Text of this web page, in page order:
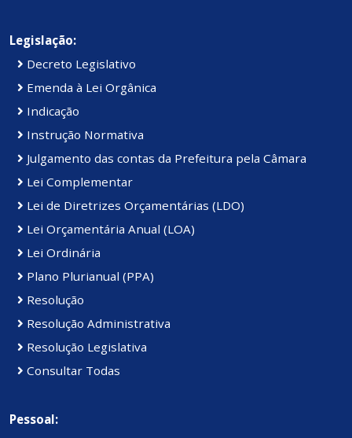
Legislação:
Decreto Legislativo
Emenda à Lei Orgânica
Indicação
Instrução Normativa
Julgamento das contas da Prefeitura pela Câmara
Lei Complementar
Lei de Diretrizes Orçamentárias (LDO)
Lei Orçamentária Anual (LOA)
Lei Ordinária
Plano Plurianual (PPA)
Resolução
Resolução Administrativa
Resolução Legislativa
Consultar Todas
Pessoal: